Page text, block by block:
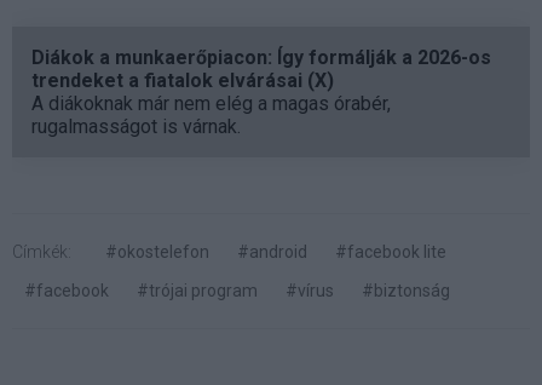
Diákok a munkaerőpiacon: Így formálják a 2026-os
trendeket a fiatalok elvárásai (X)
A diákoknak már nem elég a magas órabér,
rugalmasságot is várnak.
Címkék: #okostelefon #android
#facebook lite
#facebook
#trójai program #vírus #biztonság